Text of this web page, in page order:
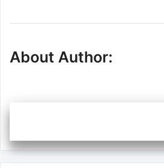
About Author: